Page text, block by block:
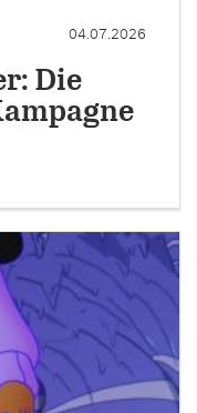
04.07.2026
Die